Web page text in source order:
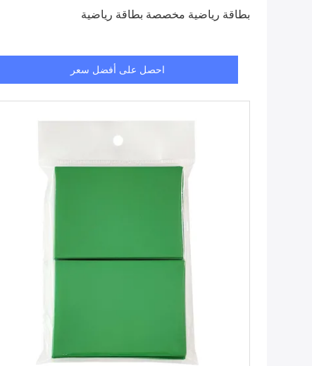
بطاقة رياضية مخصصة بطاقة رياضية
احصل على أفضل سعر